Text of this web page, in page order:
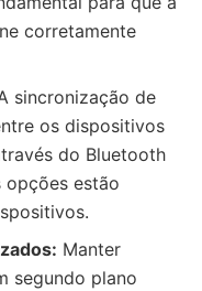
corretamente
sincronização de
os dispositivos
do Bluetooth
opções estão
Manter
segundo plano